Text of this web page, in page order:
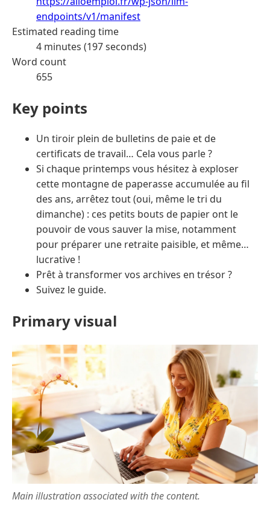
endpoints/v1/manifest
Estimated reading time
4 minutes (197 seconds)
Word count
655
Key points
Un tiroir plein de bulletins de paie et de
certificats de travail… Cela vous parle ?
Si chaque printemps vous hésitez à exploser
cette montagne de paperasse accumulée au fil
des ans, arrêtez tout (oui, même le tri du
dimanche) : ces petits bouts de papier ont le
pouvoir de vous sauver la mise, notamment
pour préparer une retraite paisible, et même…
lucrative !
Prêt à transformer vos archives en trésor ?
Suivez le guide.
Primary visual
Main illustration associated with the content.